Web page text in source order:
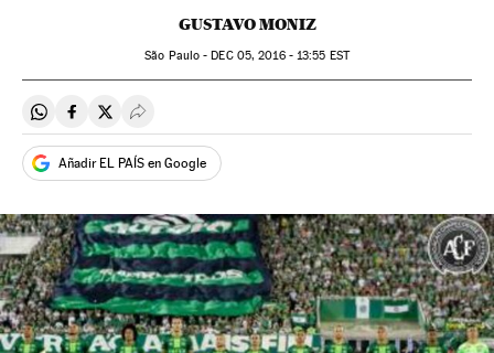
GUSTAVO MONIZ
São Paulo -DEC05, 2016 - 13:55 EST
Compartir en Whatsapp
Compartir en Facebook
Compartir en Twitter
Desplegar Redes Sociales
Añadir EL PAÍS en Google